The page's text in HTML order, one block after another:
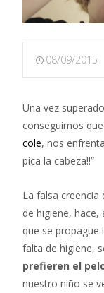
08/09/2015
Una vez
conseguimos
cole, nos
pica la cabeza!!”
La falsa
de higiene,
que se propague
falta de higiene,
prefieren el
nuestro niño se